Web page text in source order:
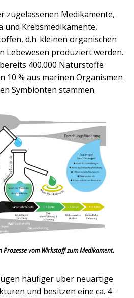
zugelassenen Medikamente,
und Krebsmedikamente,
d.h. kleinen organischen
Lebewesen produziert werden.
400.000 Naturstoffe
10 % aus marinen Organismen
Symbionten stammen.
Prozesse vom Wirkstoff zum Medikament.
häufiger über neuartige
und besitzen eine ca. 4-